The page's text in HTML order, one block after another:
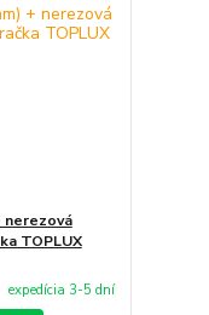
nerezová
TOPLUX
expedícia 3-5 dní